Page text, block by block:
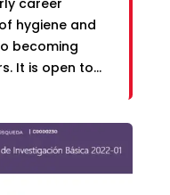
career
hygiene and
becoming
It is open to